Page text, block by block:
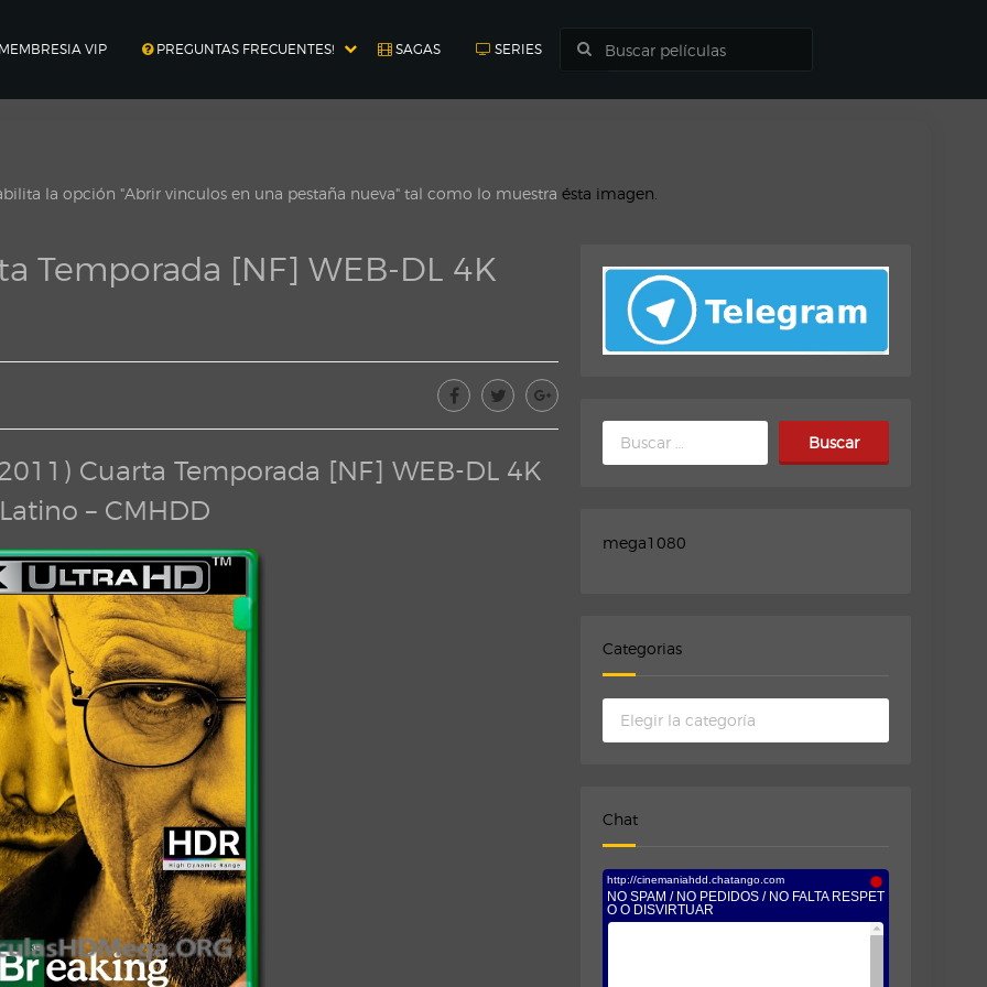
VIP PREGUNTAS FRECUENTES! SAGAS SERIES
la opción "Abrir vinculos en una pestaña nueva" tal como lo muestra ésta imagen.
Temporada [NF] WEB-DL 4K
Cuarta Temporada [NF] WEB-DL 4K
– CMHDD
Buscar:
mega1080
Categorias
Categorias
Chat